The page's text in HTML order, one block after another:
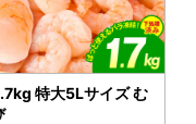
特大5Lサイズ む